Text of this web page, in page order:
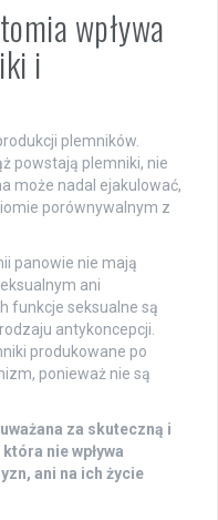
wpływa
i
plemników.
powstają plemniki, nie
może nadal ejakulować,
porównywalnym z
panowie nie mają
ani
funkcje seksualne są
antykoncepcji.
produkowane po
ponieważ nie są
za skuteczną i
nie wpływa
ani na ich życie